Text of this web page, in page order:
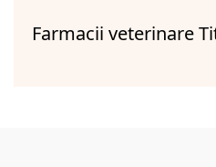
Farmacii veterinare